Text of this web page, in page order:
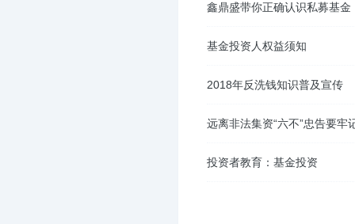
鑫鼎盛带你正确认识私募基金
基金投资人权益须知
2018年反洗钱知识普及宣传
远离非法集资“六不”忠告要牢
投资者教育：基金投资